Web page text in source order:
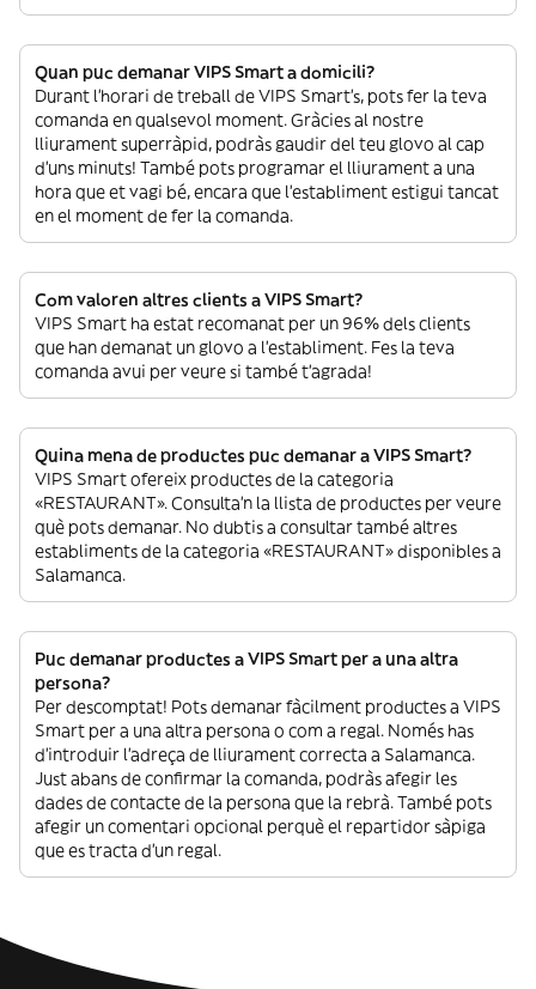
Quan puc demanar VIPS Smart a domicili?
Durant l’horari de treball de VIPS Smart’s, pots fer la teva
comanda en qualsevol moment. Gràcies al nostre
lliurament superràpid, podràs gaudir del teu glovo al cap
d’uns minuts! També pots programar el lliurament a una
hora que et vagi bé, encara que l’establiment estigui tancat
en el moment de fer la comanda.
Com valoren altres clients a VIPS Smart?
VIPS Smart ha estat recomanat per un 96% dels clients
que han demanat un glovo a l’establiment. Fes la teva
comanda avui per veure si també t’agrada!
Quina mena de productes puc demanar a VIPS Smart?
VIPS Smart ofereix productes de la categoria
«RESTAURANT». Consulta’n la llista de productes per veure
què pots demanar. No dubtis a consultar també altres
establiments de la categoria «RESTAURANT» disponibles a
Salamanca.
Puc demanar productes a VIPS Smart per a una altra
persona?
Per descomptat! Pots demanar fàcilment productes a VIPS
Smart per a una altra persona o com a regal. Només has
d’introduir l’adreça de lliurament correcta a Salamanca.
Just abans de confirmar la comanda, podràs afegir les
dades de contacte de la persona que la rebrà. També pots
afegir un comentari opcional perquè el repartidor sàpiga
que es tracta d’un regal.